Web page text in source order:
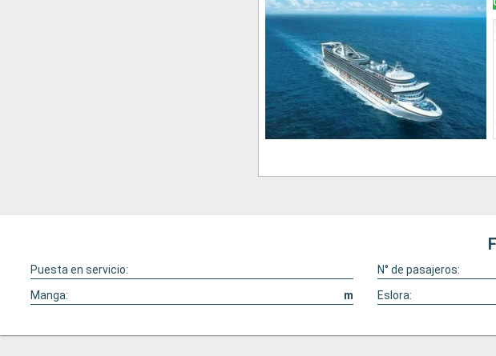
Puesta en servicio: N° de pasajeros:
Manga:
m Eslora: